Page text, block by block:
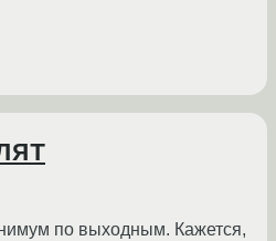
по выходным. Кажется,